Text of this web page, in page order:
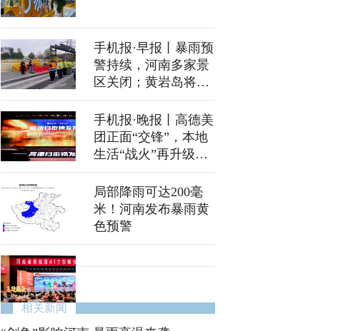
手机报·早报丨暴雨预
警持续，河南多家景
区关闭；黄岩岛将新
建国家级自然保护区
手机报·晚报丨高德美
团正面“交锋”，本地
生活“战火”再升级；
河南发布暴雨黄色预
警
局部降雨可达200毫
米！河南发布暴雨黄
色预警
相关新闻